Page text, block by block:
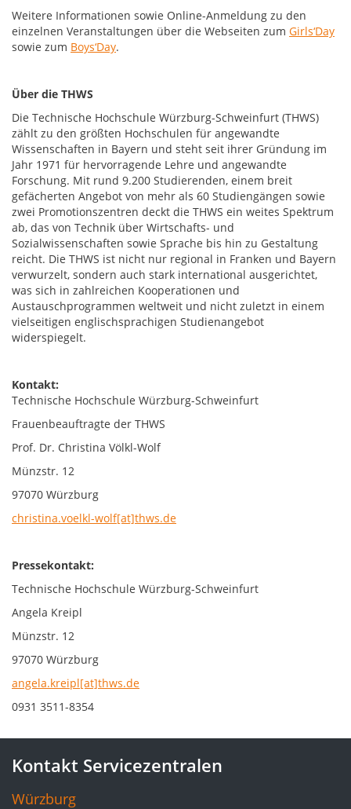
Weitere Informationen sowie Online-Anmeldung zu den
einzelnen Veranstaltungen über die Webseiten zum Girls‘Day
sowie zum Boys‘Day.
Über die THWS
Die Technische Hochschule Würzburg-Schweinfurt (THWS)
zählt zu den größten Hochschulen für angewandte
Wissenschaften in Bayern und steht seit ihrer Gründung im
Jahr 1971 für hervorragende Lehre und angewandte
Forschung. Mit rund 9.200 Studierenden, einem breit
gefächerten Angebot von mehr als 60 Studiengängen sowie
zwei Promotionszentren deckt die THWS ein weites Spektrum
ab, das von Technik über Wirtschafts- und
Sozialwissenschaften sowie Sprache bis hin zu Gestaltung
reicht. Die THWS ist nicht nur regional in Franken und Bayern
verwurzelt, sondern auch stark international ausgerichtet,
was sich in zahlreichen Kooperationen und
Austauschprogrammen weltweit und nicht zuletzt in einem
vielseitigen englischsprachigen Studienangebot
widerspiegelt.
Kontakt:
Technische Hochschule Würzburg-Schweinfurt
Frauenbeauftragte der THWS
Prof. Dr. Christina Völkl-Wolf
Münzstr. 12
97070 Würzburg
christina.voelkl-wolf[at]thws.de
Pressekontakt:
Technische Hochschule Würzburg-Schweinfurt
Angela Kreipl
Münzstr. 12
97070 Würzburg
angela.kreipl[at]thws.de
0931 3511-8354
Kontakt Servicezentralen
Würzburg